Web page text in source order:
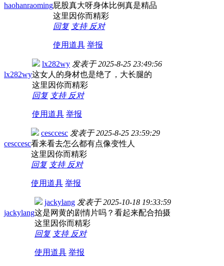
haohanraoming屁股真大呀身体比例真是精品
这里因你而精彩
回复 支持 反对
使用道具 举报
lx282wy
lx282wy 发表于2025-8-25 23:49:56
这女人的身材也是绝了，大长腿的
这里因你而精彩
回复 支持 反对
使用道具 举报
cesccesc
cesccesc 发表于2025-8-25 23:59:29
看来看去怎么都有点像变性人
这里因你而精彩
回复 支持 反对
使用道具 举报
jackylang
jackylang 发表于2025-10-18 19:33:59
这是网黄的剧情片吗？看起来配合拍摄
这里因你而精彩
回复 支持 反对
使用道具 举报